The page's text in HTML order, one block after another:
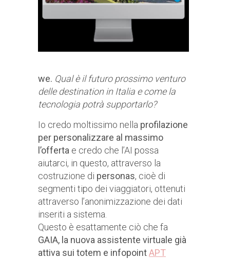
we. Qual è il futuro prossimo venturo
delle destination in Italia e come la
tecnologia potrà supportarlo?
Io credo moltissimo nella profilazione
per personalizzare al massimo
l’offerta e credo che l’AI possa
aiutarci, in questo, attraverso la
costruzione di personas, cioè di
segmenti tipo dei viaggiatori, ottenuti
attraverso l’anonimizzazione dei dati
inseriti a sistema.
Questo è esattamente ciò che fa
GAIA, la nuova assistente virtuale già
attiva sui totem e infopointAPT